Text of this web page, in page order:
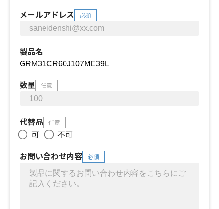
メールアドレス 必須
製品名
数量 任意
代替品 任意
可
不可
お問い合わせ内容
必須